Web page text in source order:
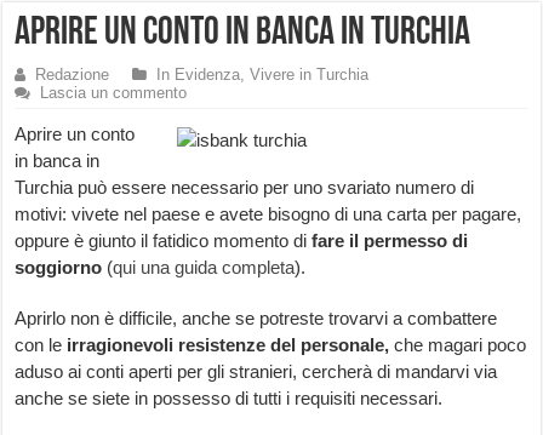
Aprire un conto in banca in Turchia
Redazione In Evidenza,Vivere in Turchia
Lascia un commento
Aprire un conto
in banca in
Turchia può essere necessario per uno svariato numero di
motivi: vivete nel paese e avete bisogno di una carta per pagare,
oppure è giunto il fatidico momento difare il permesso di
soggiorno (qui una guida completa).
Aprirlo non è difficile, anche se potreste trovarvi a combattere
con le irragionevoli resistenze del personale,che magari poco
aduso ai conti aperti per gli stranieri, cercherà di mandarvi via
anche se siete in possesso di tutti i requisiti necessari.